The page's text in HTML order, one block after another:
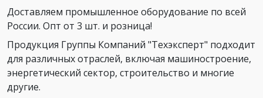
Доставляем промышленное оборудование по всей
России. Опт от 3 шт. и розница!
Продукция Группы Компаний "Техэксперт" подходит
для различных отраслей, включая машиностроение,
энергетический сектор, строительство и многие
другие.